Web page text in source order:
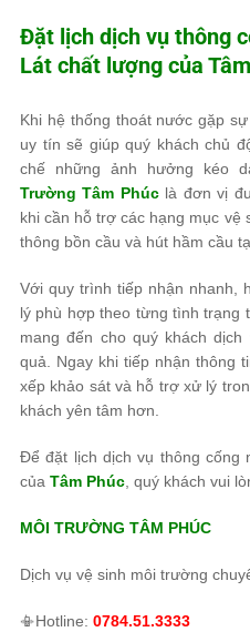
Đặt lịch dịch vụ thông
Lát chất lượng của
Khi hệ thống thoát nước gặp
uy tín sẽ giúp quý khách chủ
chế những ảnh hưởng kéo
Trường Tâm Phúclà đơn vị
khi cần hỗ trợ các hạng mục vệ
thông bồn cầu và hút hầm cầu
Với quy trình tiếp nhận nhanh,
lý phù hợp theo từng tình trạng
mang đến cho quý khách
quả. Ngay khi tiếp nhận thông
xếp khảo sát và hỗ trợ xử lý
khách yên tâm hơn.
Để đặt lịch dịch vụ thông cống
của Tâm Phúc , quý khách vui
MÔI TRƯỜNG TÂM PHÚC
Dịch vụ vệ sinh môi trường
📳Hotline: 0784.51.3333